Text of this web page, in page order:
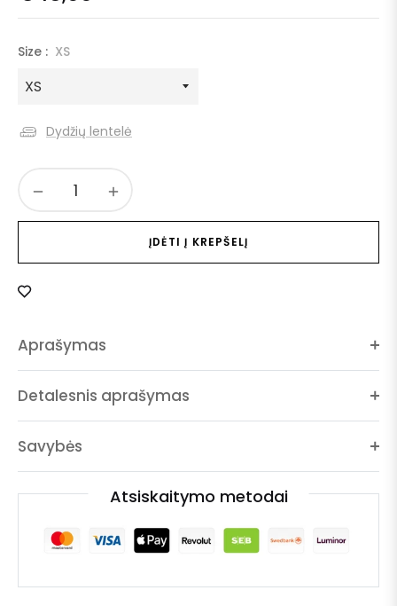
Size : XS
Dydžių lentelė
ĮDĖTI Į KREPŠELĮ
Aprašymas
Detalesnis aprašymas
Savybės
Atsiskaitymo metodai